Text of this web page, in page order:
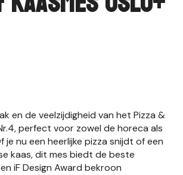
en de veelzijdigheid van het Pizza &
perfect voor zowel de horeca als
je nu een heerlijke pizza snijdt of een
kaas, dit mes biedt de beste
iF Design Award bekroon